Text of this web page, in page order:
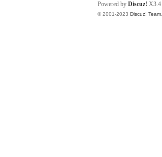
Powered by Discuz! X3.4
© 2001-2023 Discuz! Team